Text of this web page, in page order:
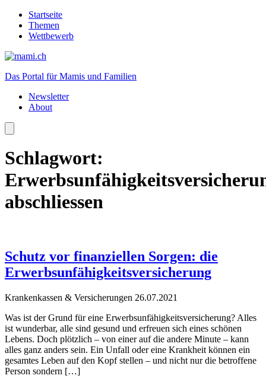
Startseite
Themen
Wettbewerb
Das Portal für Mamis und Familien
Newsletter
About
Schlagwort:
abschliessen
Schutz vor finanziellen Sorgen: die
Erwerbsunfähigkeitsversicherung
Krankenkassen & Versicherungen 26.07.2021
Was ist der Grund für eine Erwerbsunfähigkeitsversicherung? Alles
ist wunderbar, alle sind gesund und erfreuen sich eines schönen
Lebens. Doch plötzlich – von einer auf die andere Minute – kann
alles ganz anders sein. Ein Unfall oder eine Krankheit können ein
gesamtes Leben auf den Kopf stellen – und nicht nur die betroffene
Person sondern […]